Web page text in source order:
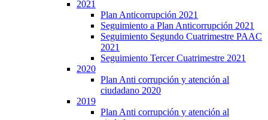
2021
Plan Anticorrupción 2021
Seguimiento a Plan Anticorrupción 2021
Seguimiento Segundo Cuatrimestre PAAC
2021
Seguimiento Tercer Cuatrimestre 2021
2020
Plan Anti corrupción y atención al
ciudadano 2020
2019
Plan Anti corrupción y atención al